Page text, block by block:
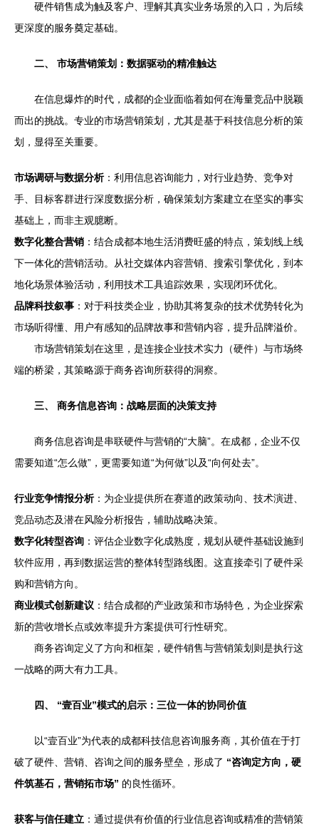
硬件销售成为触及客户、理解其真实业务场景的入口，为后续
更深度的服务奠定基础。
二、 市场营销策划：数据驱动的精准触达
在信息爆炸的时代，成都的企业面临着如何在海量竞品中脱颖
而出的挑战。专业的市场营销策划，尤其是基于科技信息分析的策
划，显得至关重要。
市场调研与数据分析：利用信息咨询能力，对行业趋势、竞争对
手、目标客群进行深度数据分析，确保策划方案建立在坚实的事实
基础上，而非主观臆断。
数字化整合营销 ：结合成都本地生活消费旺盛的特点，策划线上线
下一体化的营销活动。从社交媒体内容营销、搜索引擎优化，到本
地化场景体验活动，利用技术工具追踪效果，实现闭环优化。
品牌科技叙事 ：对于科技类企业，协助其将复杂的技术优势转化为
市场听得懂、用户有感知的品牌故事和营销内容，提升品牌溢价。
市场营销策划在这里，是连接企业技术实力（硬件）与市场终
端的桥梁，其策略源于商务咨询所获得的洞察。
三、 商务信息咨询：战略层面的决策支持
商务信息咨询是串联硬件与营销的“大脑”。在成都，企业不仅
需要知道“怎么做”，更需要知道“为何做”以及“向何处去”。
行业竞争情报分析：为企业提供所在赛道的政策动向、技术演进、
竞品动态及潜在风险分析报告，辅助战略决策。
数字化转型咨询 ：评估企业数字化成熟度，规划从硬件基础设施到
软件应用，再到数据运营的整体转型路线图。这直接牵引了硬件采
购和营销方向。
商业模式创新建议 ：结合成都的产业政策和市场特色，为企业探索
新的营收增长点或效率提升方案提供可行性研究。
商务咨询定义了方向和框架，硬件销售与营销策划则是执行这
一战略的两大有力工具。
四、 “壹百业”模式的启示：三位一体的协同价值
以“壹百业”为代表的成都科技信息咨询服务商，其价值在于打
破了硬件、营销、咨询之间的服务壁垒，形成了 “咨询定方向，硬
件筑基石，营销拓市场” 的良性循环。
获客与信任建立 ：通过提供有价值的行业信息咨询或精准的营销策